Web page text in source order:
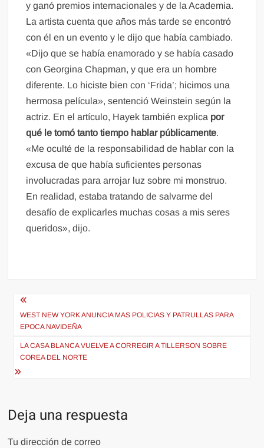
y ganó premios internacionales y de la Academia.
La artista cuenta que años más tarde se encontró
con él en un evento y le dijo que había cambiado.
«Dijo que se había enamorado y se había casado
con Georgina Chapman, y que era un hombre
diferente. Lo hiciste bien con ‘Frida’; hicimos una
hermosa película», sentenció Weinstein según la
actriz. En el artículo, Hayek también explica por
qué le tomó tanto tiempo hablar públicamente.
«Me oculté de la responsabilidad de hablar con la
excusa de que había suficientes personas
involucradas para arrojar luz sobre mi monstruo.
En realidad, estaba tratando de salvarme del
desafío de explicarles muchas cosas a mis seres
queridos», dijo.
Navegación
de
entradas
WEST NEW YORK ANUNCIA MAS POLICIAS Y PATRULLAS PARA
EPOCA NAVIDEÑA
LA CASA BLANCA VUELVE A CORREGIR A TILLERSON SOBRE
COREA DEL NORTE
Deja una respuesta
Tu dirección de correo